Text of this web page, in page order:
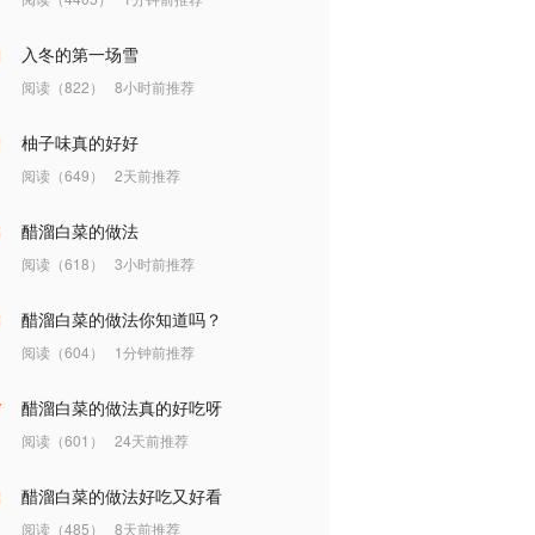
入冬的第一场雪
阅读（822） 8小时前推荐
柚子味真的好好
阅读（649） 2天前推荐
醋溜白菜的做法
阅读（618） 3小时前推荐
醋溜白菜的做法你知道吗？
阅读（604） 1分钟前推荐
醋溜白菜的做法真的好吃呀
阅读（601） 24天前推荐
醋溜白菜的做法好吃又好看
阅读（485） 8天前推荐